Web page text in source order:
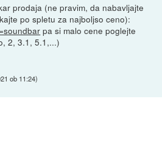
prodaja (ne pravim, da nabavljajte
po spletu za najboljso ceno):
pa si malo cene poglejte
2, 3.1, 5.1,...)
ob 11:24)